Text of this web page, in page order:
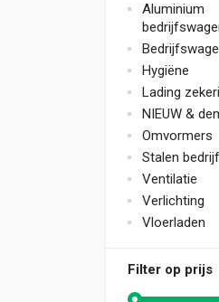
Aluminium
Hygiëne
Lading
NIEUW &
Omvormers
Stalen
Ventilatie
Verlichting
Vloerladen
Filter op prijs